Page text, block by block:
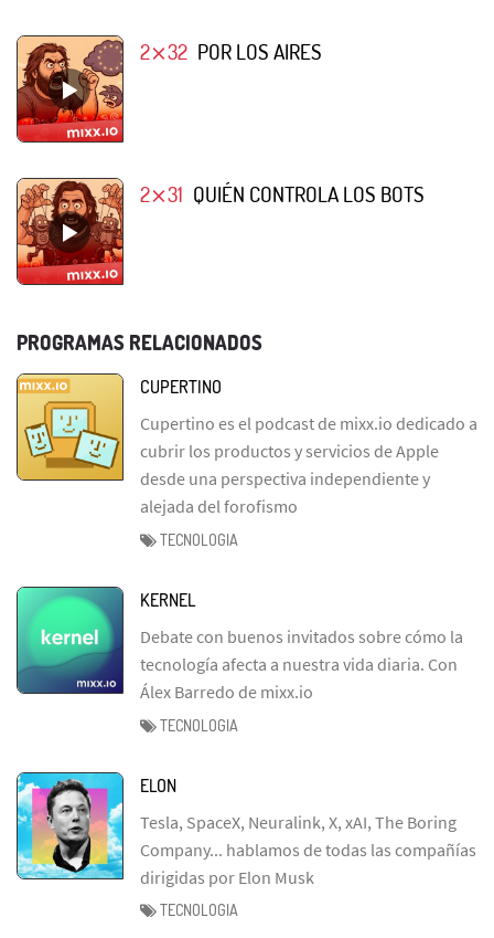
2⨯32 POR LOS AIRES
2⨯31 QUIÉN CONTROLA LOS BOTS
PROGRAMAS RELACIONADOS
CUPERTINO
Cupertino es el podcast de mixx.io dedicado a
cubrir los productos y servicios de Apple
desde una perspectiva independiente y
alejada del forofismo
TECNOLOGIA
KERNEL
Debate con buenos invitados sobre cómo la
tecnología afecta a nuestra vida diaria. Con
Álex Barredo de mixx.io
TECNOLOGIA
ELON
Tesla, SpaceX, Neuralink, X, xAI, The Boring
Company... hablamos de todas las compañías
dirigidas por Elon Musk
TECNOLOGIA